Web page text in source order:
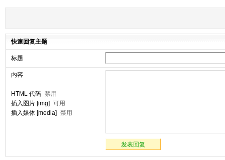
快速回复主题
标题
内容
HTML 代码 禁用
插入图片 [img] 可用
插入媒体 [media] 禁用
发表回复